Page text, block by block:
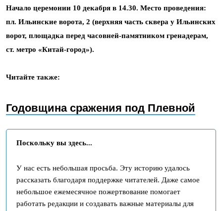
Начало церемонии 10 декабря в 14.30. Место проведения:
пл. Ильинские ворота, 2 (верхняя часть сквера у Ильинских
ворот, площадка перед часовней-памятником гренадерам,
ст. метро «Китай-город»).
Читайте также:
Годовщина сражения под Плевной
Поскольку вы здесь...
У нас есть небольшая просьба. Эту историю удалось
рассказать благодаря поддержке читателей. Даже самое
небольшое ежемесячное пожертвование помогает
работать редакции и создавать важные материалы для